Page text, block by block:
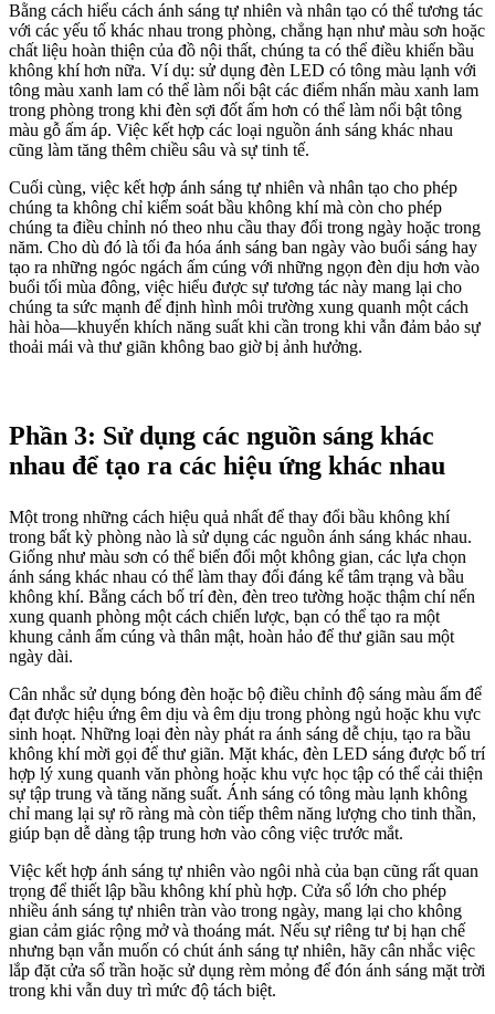
Bằng cách hiểu cách ánh sáng tự nhiên và nhân tạo có thể tương tác
với các yếu tố khác nhau trong phòng, chẳng hạn như màu sơn hoặc
chất liệu hoàn thiện của đồ nội thất, chúng ta có thể điều khiển bầu
không khí hơn nữa. Ví dụ: sử dụng đèn LED có tông màu lạnh với
tông màu xanh lam có thể làm nổi bật các điểm nhấn màu xanh lam
trong phòng trong khi đèn sợi đốt ấm hơn có thể làm nổi bật tông
màu gỗ ấm áp. Việc kết hợp các loại nguồn ánh sáng khác nhau
cũng làm tăng thêm chiều sâu và sự tinh tế.
Cuối cùng, việc kết hợp ánh sáng tự nhiên và nhân tạo cho phép
chúng ta không chỉ kiểm soát bầu không khí mà còn cho phép
chúng ta điều chỉnh nó theo nhu cầu thay đổi trong ngày hoặc trong
năm. Cho dù đó là tối đa hóa ánh sáng ban ngày vào buổi sáng hay
tạo ra những ngóc ngách ấm cúng với những ngọn đèn dịu hơn vào
buổi tối mùa đông, việc hiểu được sự tương tác này mang lại cho
chúng ta sức mạnh để định hình môi trường xung quanh một cách
hài hòa—khuyến khích năng suất khi cần trong khi vẫn đảm bảo sự
thoải mái và thư giãn không bao giờ bị ảnh hưởng.
Phần 3: Sử dụng các nguồn sáng khác
nhau để tạo ra các hiệu ứng khác nhau
Một trong những cách hiệu quả nhất để thay đổi bầu không khí
trong bất kỳ phòng nào là sử dụng các nguồn ánh sáng khác nhau.
Giống như màu sơn có thể biến đổi một không gian, các lựa chọn
ánh sáng khác nhau có thể làm thay đổi đáng kể tâm trạng và bầu
không khí. Bằng cách bố trí đèn, đèn treo tường hoặc thậm chí nến
xung quanh phòng một cách chiến lược, bạn có thể tạo ra một
khung cảnh ấm cúng và thân mật, hoàn hảo để thư giãn sau một
ngày dài.
Cân nhắc sử dụng bóng đèn hoặc bộ điều chỉnh độ sáng màu ấm để
đạt được hiệu ứng êm dịu và êm dịu trong phòng ngủ hoặc khu vực
sinh hoạt. Những loại đèn này phát ra ánh sáng dễ chịu, tạo ra bầu
không khí mời gọi để thư giãn. Mặt khác, đèn LED sáng được bố trí
hợp lý xung quanh văn phòng hoặc khu vực học tập có thể cải thiện
sự tập trung và tăng năng suất. Ánh sáng có tông màu lạnh không
chỉ mang lại sự rõ ràng mà còn tiếp thêm năng lượng cho tinh thần,
giúp bạn dễ dàng tập trung hơn vào công việc trước mắt.
Việc kết hợp ánh sáng tự nhiên vào ngôi nhà của bạn cũng rất quan
trọng để thiết lập bầu không khí phù hợp. Cửa sổ lớn cho phép
nhiều ánh sáng tự nhiên tràn vào trong ngày, mang lại cho không
gian cảm giác rộng mở và thoáng mát. Nếu sự riêng tư bị hạn chế
nhưng bạn vẫn muốn có chút ánh sáng tự nhiên, hãy cân nhắc việc
lắp đặt cửa sổ trần hoặc sử dụng rèm mỏng để đón ánh sáng mặt trời
trong khi vẫn duy trì mức độ tách biệt.